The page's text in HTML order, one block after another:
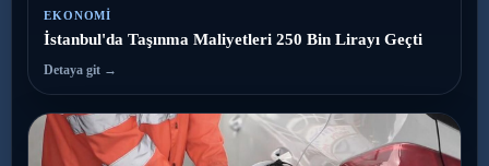
EKONOMI
İstanbul'da Taşınma Maliyetleri 250 Bin Lirayı Geçti
Detaya git →